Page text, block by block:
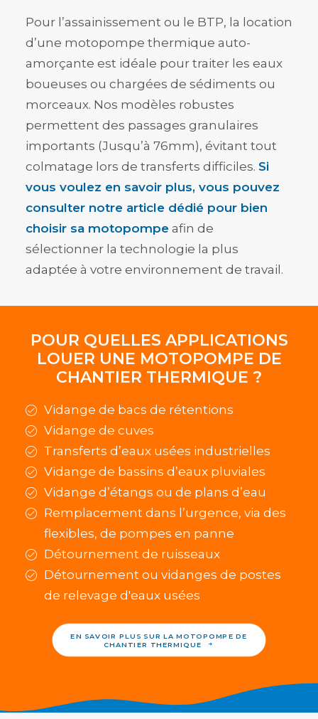
Pour l’assainissement ou le BTP, la location
d’une motopompe thermique auto-
amorçante est idéale pour traiter les eaux
boueuses ou chargées de sédiments ou
morceaux. Nos modèles robustes
permettent des passages granulaires
importants (Jusqu’à 76mm), évitant tout
colmatage lors de transferts difficiles. Si
vous voulez en savoir plus, vous pouvez
consulter notre article dédié pour bien
choisir sa motopompe afin de
sélectionner la technologie la plus
adaptée à votre environnement de travail.
POUR QUELLES APPLICATIONS
LOUER UNE MOTOPOMPE DE
CHANTIER THERMIQUE ?
Vidange de bacs de rétentions
Vidange de cuves
Transferts d’eaux usées industrielles
Vidange de bassins d’eaux pluviales
Vidange d’étangs ou de plans d’eau
Remplacement dans l’urgence, via des
flexibles, de pompes en panne
Détournement de ruisseaux
Détournement ou vidanges de postes
de relevage d'eaux usées
EN SAVOIR PLUS SUR LA MOTOPOMPE DE
CHANTIER THERMIQUE